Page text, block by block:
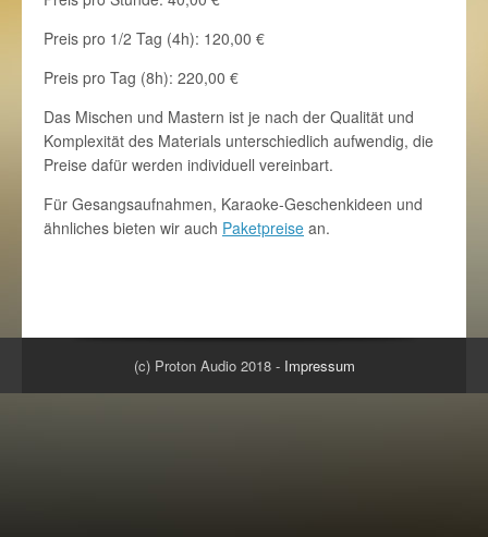
Preis pro 1/2 Tag (4h): 120,00 €
Preis pro Tag (8h): 220,00 €
Das Mischen und Mastern ist je nach der Qualität und
Komplexität des Materials unterschiedlich aufwendig, die
Preise dafür werden individuell vereinbart.
Für Gesangsaufnahmen, Karaoke-Geschenkideen und
ähnliches bieten wir auch Paketpreise an.
(c) Proton Audio 2018 - Impressum